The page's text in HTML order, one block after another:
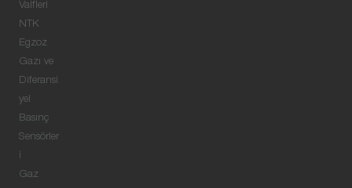
Valfleri
NTK
Egzoz
Gazı ve
Diferansi
yel
Basınç
Sensörler
i
Gaz